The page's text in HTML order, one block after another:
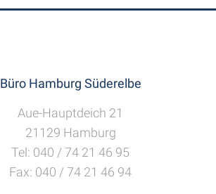
Büro Hamburg Süderelbe
Aue-Hauptdeich 21
21129 Hamburg
Tel: 040 / 74 21 46 95
Fax: 040 / 74 21 46 94